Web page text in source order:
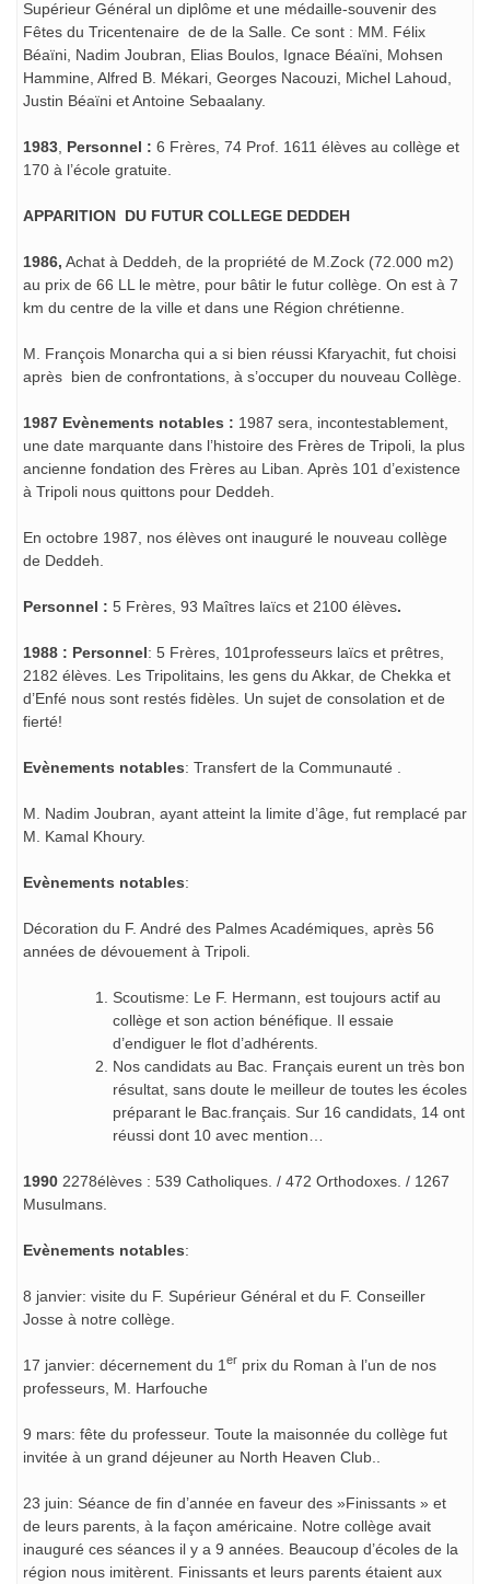
Supérieur Général un diplôme et une médaille-souvenir des
Fêtes du Tricentenaire de de la Salle. Ce sont : MM. Félix
Béaïni, Nadim Joubran, Elias Boulos, Ignace Béaïni, Mohsen
Hammine, Alfred B. Mékari, Georges Nacouzi, Michel Lahoud,
Justin Béaïni et Antoine Sebaalany.
1983 Personnel : 6 Frères, 74 Prof. 1611 élèves au collège et
170 à l’école gratuite.
APPARITION DU FUTUR COLLEGE DEDDEH
1986, Achat à Deddeh, de la propriété de M.Zock (72.000 m2)
au prix de 66 LL le mètre, pour bâtir le futur collège. On est à 7
km du centre de la ville et dans une Région chrétienne.
M. François Monarcha qui a si bien réussi Kfaryachit, fut choisi
après bien de confrontations, à s’occuper du nouveau Collège.
1987 Evènements notables : 1987 sera, incontestablement,
une date marquante dans l’histoire des Frères de Tripoli, la plus
ancienne fondation des Frères au Liban. Après 101 d’existence
à Tripoli nous quittons pour Deddeh.
En octobre 1987, nos élèves ont inauguré le nouveau collège
de Deddeh.
Personnel : 5 Frères, 93 Maîtres laïcs et 2100 élèves.
1988 : Personnel: 5 Frères, 101professeurs laïcs et prêtres,
2182 élèves. Les Tripolitains, les gens du Akkar, de Chekka et
d’Enfé nous sont restés fidèles. Un sujet de consolation et de
fierté!
Evènements notables: Transfert de la Communauté .
M. Nadim Joubran, ayant atteint la limite d’âge, fut remplacé par
M. Kamal Khoury.
Evènements notables:
Décoration du F. André des Palmes Académiques, après 56
années de dévouement à Tripoli.
Scoutisme: Le F. Hermann, est toujours actif au
collège et son action bénéfique. Il essaie
d’endiguer le flot d’adhérents.
Nos candidats au Bac. Français eurent un très bon
résultat, sans doute le meilleur de toutes les écoles
préparant le Bac.français. Sur 16 candidats, 14 ont
réussi dont 10 avec mention…
1990 2278élèves : 539 Catholiques. / 472 Orthodoxes. / 1267
Musulmans.
Evènements notables:
8 janvier: visite du F. Supérieur Général et du F. Conseiller
Josse à notre collège.
17 janvier: décernement du 1 er prix du Roman à l’un de nos
professeurs, M. Harfouche
9 mars: fête du professeur. Toute la maisonnée du collège fut
invitée à un grand déjeuner au North Heaven Club..
23 juin: Séance de fin d’année en faveur des »Finissants » et
de leurs parents, à la façon américaine. Notre collège avait
inauguré ces séances il y a 9 années. Beaucoup d’écoles de la
région nous imitèrent. Finissants et leurs parents étaient aux